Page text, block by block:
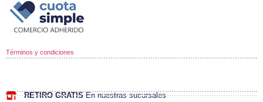
Términos y condiciones
RETIRO GRATISEn nuestras sucursales